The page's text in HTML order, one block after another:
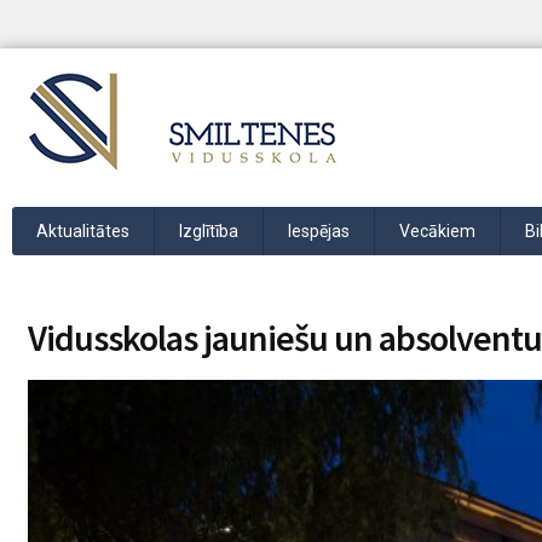
Aktualitātes Izglītība Iespējas Vecākiem
Vidusskolas jauniešu un